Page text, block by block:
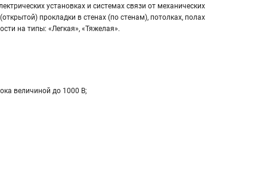
установках и системах связи от механических
прокладки в стенах (по стенам), потолках, полах
на типы: «Легкая», «Тяжелая».
величиной до 1000 В;